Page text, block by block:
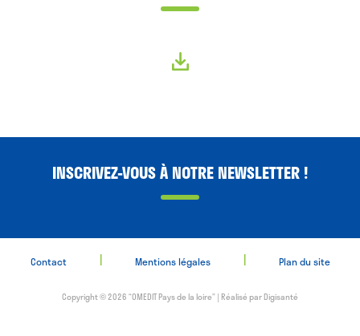
INSCRIVEZ-VOUS À NOTRE NEWSLETTER !
Contact | Mentions légales | Plan du site
Copyright © 2026 “OMEDIT Pays de la loire” | Réalisé parDigisanté